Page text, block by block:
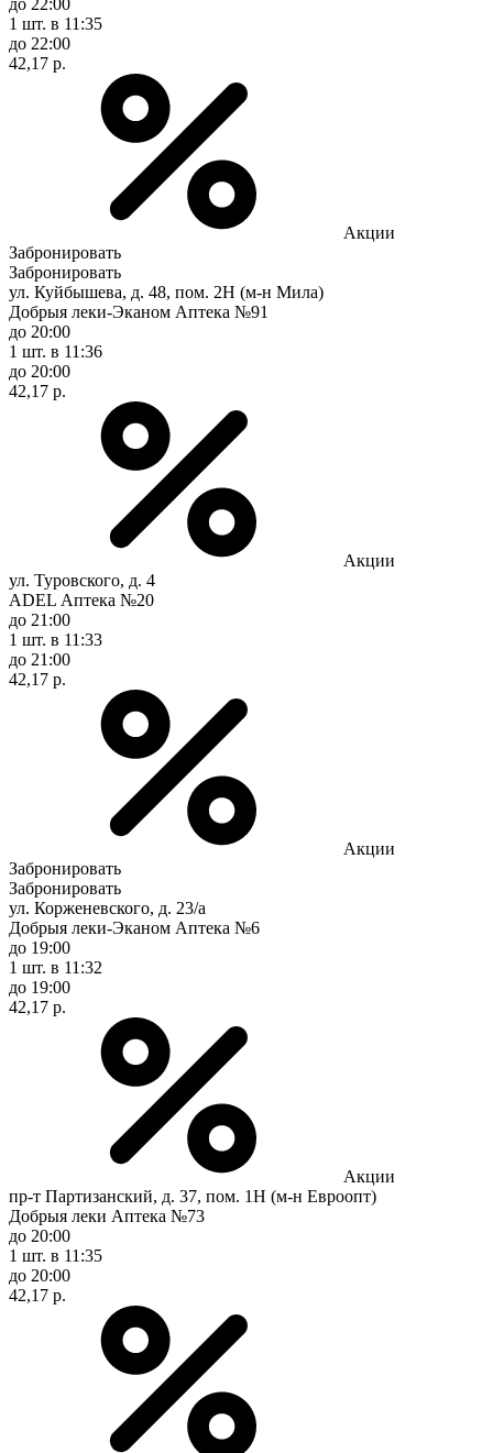
1 шт. в 11:35
до 22:00
42,17 р.
Акции
Забронировать
Забронировать
ул. Куйбышева, д. 48, пом. 2Н (м-н Мила)
Добрыя леки-Эканом Аптека №91
до 20:00
1 шт. в 11:36
до 20:00
42,17 р.
Акции
ул. Туровского, д. 4
ADEL Аптека №20
до 21:00
1 шт. в 11:33
до 21:00
42,17 р.
Акции
Забронировать
Забронировать
ул. Корженевского, д. 23/а
Добрыя леки-Эканом Аптека №6
до 19:00
1 шт. в 11:32
до 19:00
42,17 р.
Акции
пр-т Партизанский, д. 37, пом. 1Н (м-н Евроопт)
Добрыя леки Аптека №73
до 20:00
1 шт. в 11:35
до 20:00
42,17 р.